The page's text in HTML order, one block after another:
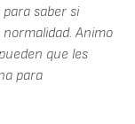
saber si
Animo
que les
para